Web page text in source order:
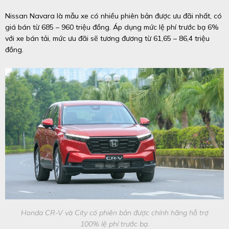
Nissan Navara là mẫu xe có nhiều phiên bản được ưu đãi nhất, có
giá bán từ 685 – 960 triệu đồng. Áp dụng mức lệ phí trước bạ 6%
với xe bán tải, mức ưu đãi sẽ tương đương từ 61,65 – 86,4 triệu
đồng.
Honda CR-V và City có phiên bản được chính hãng hỗ trợ
100% lệ phí trước bạ.